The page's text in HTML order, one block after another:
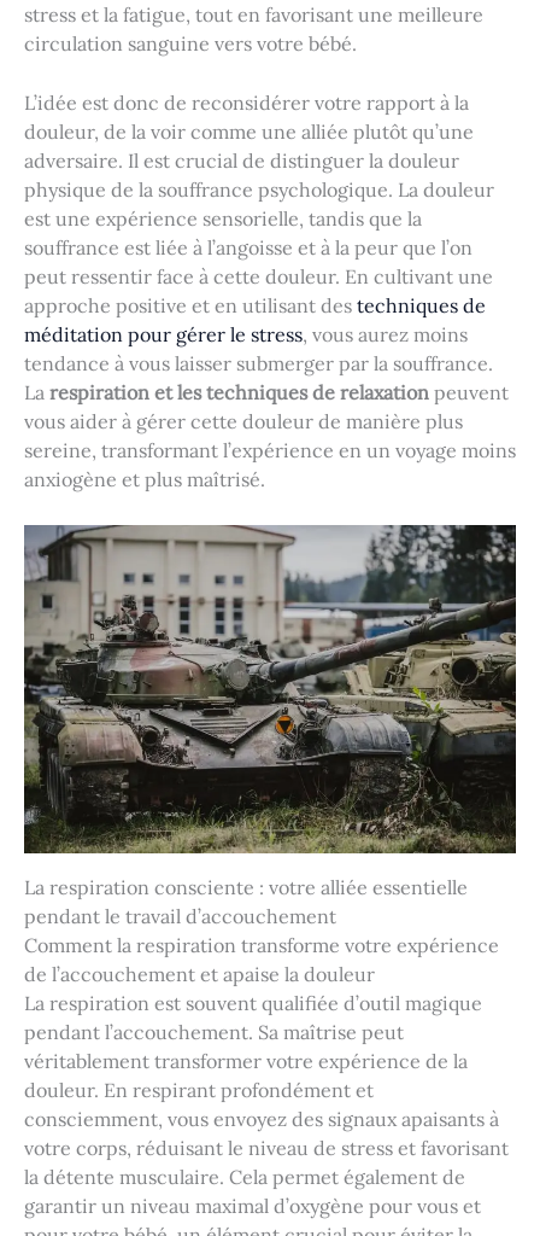
stress et la fatigue, tout en favorisant une meilleure
circulation sanguine vers votre bébé.
L’idée est donc de reconsidérer votre rapport à la
douleur, de la voir comme une alliée plutôt qu’une
adversaire. Il est crucial de distinguer la douleur
physique de la souffrance psychologique. La douleur
est une expérience sensorielle, tandis que la
souffrance est liée à l’angoisse et à la peur que l’on
peut ressentir face à cette douleur. En cultivant une
approche positive et en utilisant des techniques de
méditation pour gérer le stress, vous aurez moins
tendance à vous laisser submerger par la souffrance.
La respiration et les techniques de relaxation peuvent
vous aider à gérer cette douleur de manière plus
sereine, transformant l’expérience en un voyage moins
anxiogène et plus maîtrisé.
La respiration consciente : votre alliée essentielle
pendant le travail d’accouchement
Comment la respiration transforme votre expérience
de l’accouchement et apaise la douleur
La respiration est souvent qualifiée d’outil magique
pendant l’accouchement. Sa maîtrise peut
véritablement transformer votre expérience de la
douleur. En respirant profondément et
consciemment, vous envoyez des signaux apaisants à
votre corps, réduisant le niveau de stress et favorisant
la détente musculaire. Cela permet également de
garantir un niveau maximal d’oxygène pour vous et